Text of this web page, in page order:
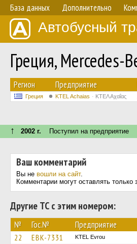
База данных Дополнительно
Автобусный
Греция,
Регион Предприятие
Греция KTEL Achaias ΚΤΕΛ Αχαΐας
↑ 2002 г. Поступил на предприятие
Ваш комментарий
Вы не вошли на сайт.
Комментарии могут оставлять только
Другие ТС с этим номером:
№ Гос.№ Предприятие
22 EBK-7331 KTEL Evrou